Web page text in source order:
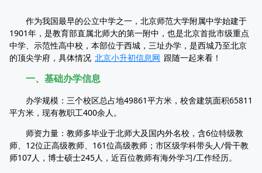
作为我国最早的公立中学之一，北京师范大学附属中学始建于
1901年，是教育部直属北师大的第一附中，也是北京首批市级重点
中学、示范性高中校，本部位于西城，三址办学，是西城乃至北京
的顶尖学府，具体情况 北京小升初信息网 跟随一起来看！
一、基础办学信息
办学规模：三个校区总占地49861平方米，校舍建筑面积65811
平方米，现有教职工400余人。
师资力量：教师多毕业于北师大及国内外名校，含6位特级教
师、12位正高级教师、161位高级教师；市区级学科带头人/骨干教
师107人，博士硕士245人，近百位教师有海外学习/工作经历。